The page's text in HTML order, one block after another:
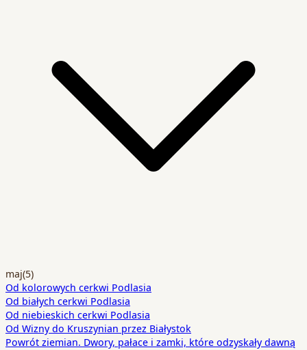
maj(5)
Od kolorowych cerkwi Podlasia
Od białych cerkwi Podlasia
Od niebieskich cerkwi Podlasia
Od Wizny do Kruszynian przez Białystok
Powrót ziemian. Dwory, pałace i zamki, które odzyskały dawną